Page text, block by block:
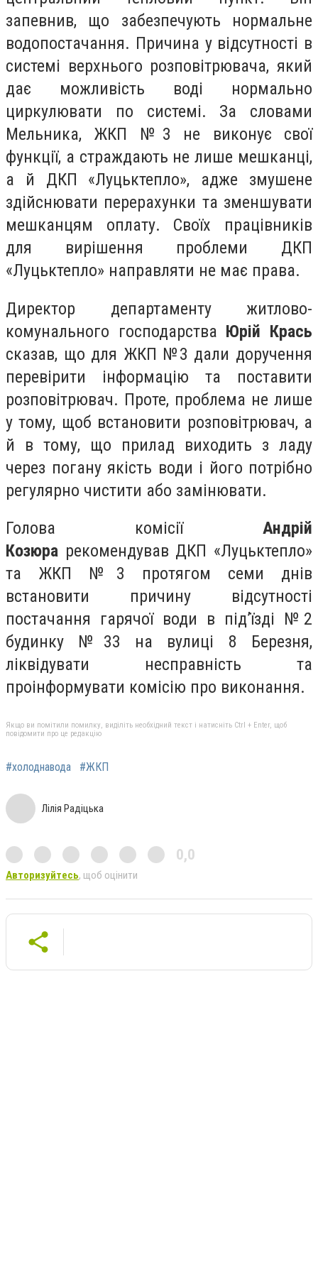
запевнив, що забезпечують нормальне
водопостачання. Причина у відсутності в
системі верхнього розповітрювача, який
дає можливість воді нормально
циркулювати по системі. За словами
Мельника, ЖКП №3 не виконує свої
функції, а страждають не лише мешканці,
а й ДКП «Луцьктепло», адже змушене
здійснювати перерахунки та зменшувати
мешканцям оплату. Своїх працівників
для вирішення проблеми ДКП
«Луцьктепло» направляти не має права.
Директор департаменту житлово-
комунального господарства Юрій Крась
сказав, що для ЖКП №3 дали доручення
перевірити інформацію та поставити
розповітрювач. Проте, проблема не лише
у тому, щоб встановити розповітрювач, а
й в тому, що прилад виходить з ладу
через погану якість води і його потрібно
регулярно чистити або замінювати.
Голова комісії Андрій
Козюра рекомендував ДКП «Луцьктепло»
та ЖКП №3 протягом семи днів
встановити причину відсутності
постачання гарячої води в під’їзді №2
будинку №33 на вулиці 8 Березня,
ліквідувати несправність та
проінформувати комісію про виконання.
Якщо ви помітили помилку, виділіть необхідний текст і натисніть Ctrl + Enter, щоб
повідомити про це редакцію
#холоднавода #ЖКП
Лілія Радіцька
0,0
Авторизуйтесь, щоб оцінити